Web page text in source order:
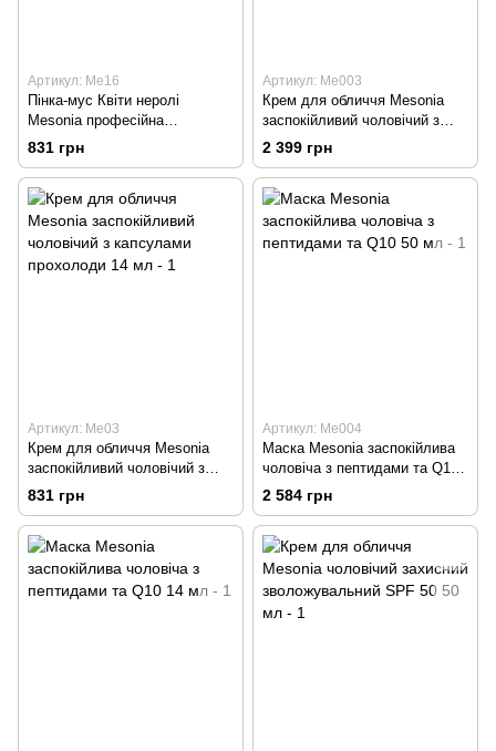
Артикул: Me16
Пінка-мус Квіти неролі
Mesonia професійна
очищувальна для чоловіків
180 мл
831 грн
Артикул: Me003
Крем для обличчя Mesonia
заспокійливий чоловічий з
капсулами прохолоди 50 мл
2 399 грн
Артикул: Me03
Крем для обличчя Mesonia
заспокійливий чоловічий з
капсулами прохолоди 14 мл
831 грн
Артикул: Me004
Маска Mesonia заспокійлива
чоловіча з пептидами та Q10
50 мл
2 584 грн